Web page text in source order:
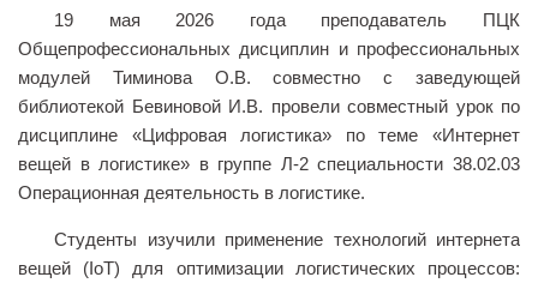
Абитуриенту
Рекомендованные к зачислению
Приказы о зачислении
Личный кабинет
19 мая 2026 года преподаватель ПЦК
Общепрофессиональных дисциплин и профессиональных
модулей Тиминова О.В. совместно с заведующей
библиотекой Бевиновой И.В. провели совместный урок по
дисциплине «Цифровая логистика» по теме «Интернет
вещей в логистике» в группе Л-2 специальности 38.02.03
Операционная деятельность в логистике.
Студенты изучили применение технологий интернета
вещей (IoT) для оптимизации логистических процессов: